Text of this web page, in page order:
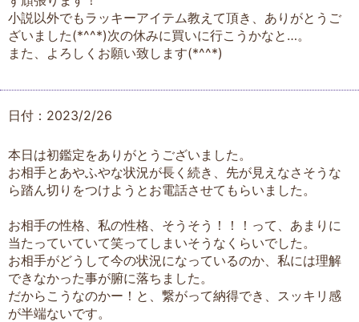
小説以外でもラッキーアイテム教えて頂き、ありがとうご
ざいました(*^^*)次の休みに買いに行こうかなと…。
また、よろしくお願い致します(*^^*)
日付：2023/2/26
本日は初鑑定をありがとうございました。
お相手とあやふやな状況が長く続き、先が見えなさそうな
ら踏ん切りをつけようとお電話させてもらいました。
お相手の性格、私の性格、そうそう！！！って、あまりに
当たっていていて笑ってしまいそうなくらいでした。
お相手がどうして今の状況になっているのか、私には理解
できなかった事が腑に落ちました。
だからこうなのかー！と、繋がって納得でき、スッキリ感
が半端ないです。